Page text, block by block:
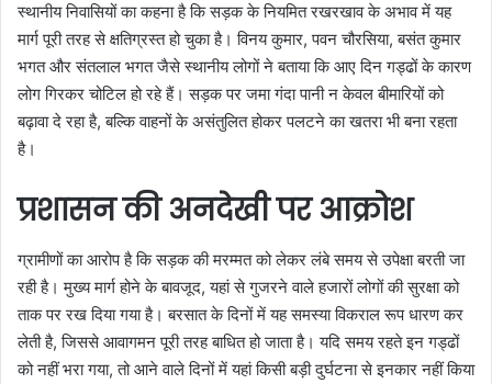
स्थानीय निवासियों का कहना है कि सड़क के नियमित रखरखाव के अभाव में यह
मार्ग पूरी तरह से क्षतिग्रस्त हो चुका है। विनय कुमार, पवन चौरसिया, बसंत कुमार
भगत और संतलाल भगत जैसे स्थानीय लोगों ने बताया कि आए दिन गड्ढों के कारण
लोग गिरकर चोटिल हो रहे हैं। सड़क पर जमा गंदा पानी न केवल बीमारियों को
बढ़ावा दे रहा है, बल्कि वाहनों के असंतुलित होकर पलटने का खतरा भी बना रहता
है।
प्रशासन की अनदेखी पर आक्रोश
ग्रामीणों का आरोप है कि सड़क की मरम्मत को लेकर लंबे समय से उपेक्षा बरती जा
रही है। मुख्य मार्ग होने के बावजूद, यहां से गुजरने वाले हजारों लोगों की सुरक्षा को
ताक पर रख दिया गया है। बरसात के दिनों में यह समस्या विकराल रूप धारण कर
लेती है, जिससे आवागमन पूरी तरह बाधित हो जाता है। यदि समय रहते इन गड्ढों
को नहीं भरा गया, तो आने वाले दिनों में यहां किसी बड़ी दुर्घटना से इनकार नहीं किया